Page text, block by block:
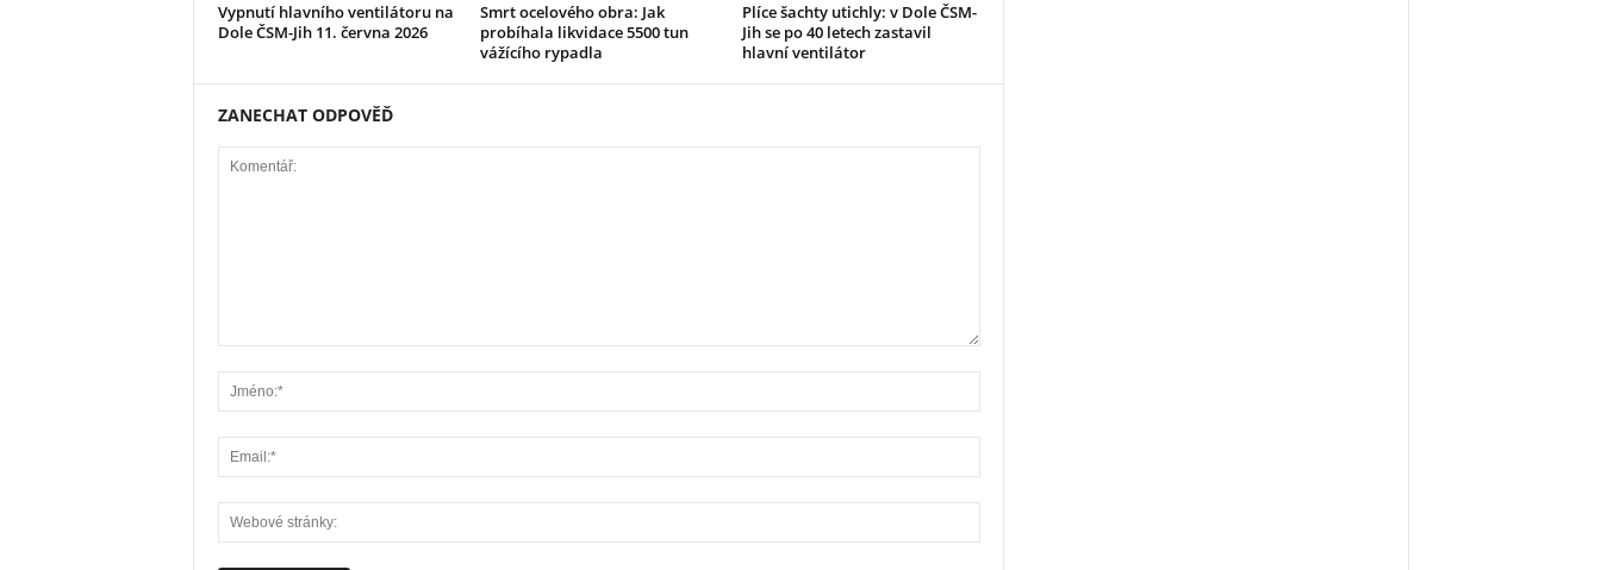
Vypnutí hlavního ventilátoru na
Dole ČSM-Jih 11. června 2026
Smrt ocelového obra: Jak
probíhala likvidace 5500 tun
vážícího rypadla
Plíce šachty utichly: v Dole ČSM-
Jih se po 40 letech zastavil
hlavní ventilátor
ZANECHAT ODPOVĚĎ